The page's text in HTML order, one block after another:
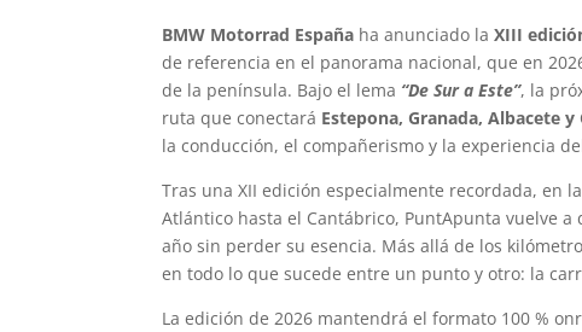
BMW Motorrad España ha anunciado laXIII
de referencia en el panorama nacional, que en
de la península. Bajo el lema “De Sur a Este”, la
ruta que conectará Estepona, Granada, Albacete y
la conducción, el compañerismo y la experiencia
Tras una XII edición especialmente recordada, en
Atlántico hasta el Cantábrico, PuntApunta vuelve
año sin perder su esencia. Más allá de los
en todo lo que sucede entre un punto y otro: la
La edición de 2026 mantendrá el formato 100 %